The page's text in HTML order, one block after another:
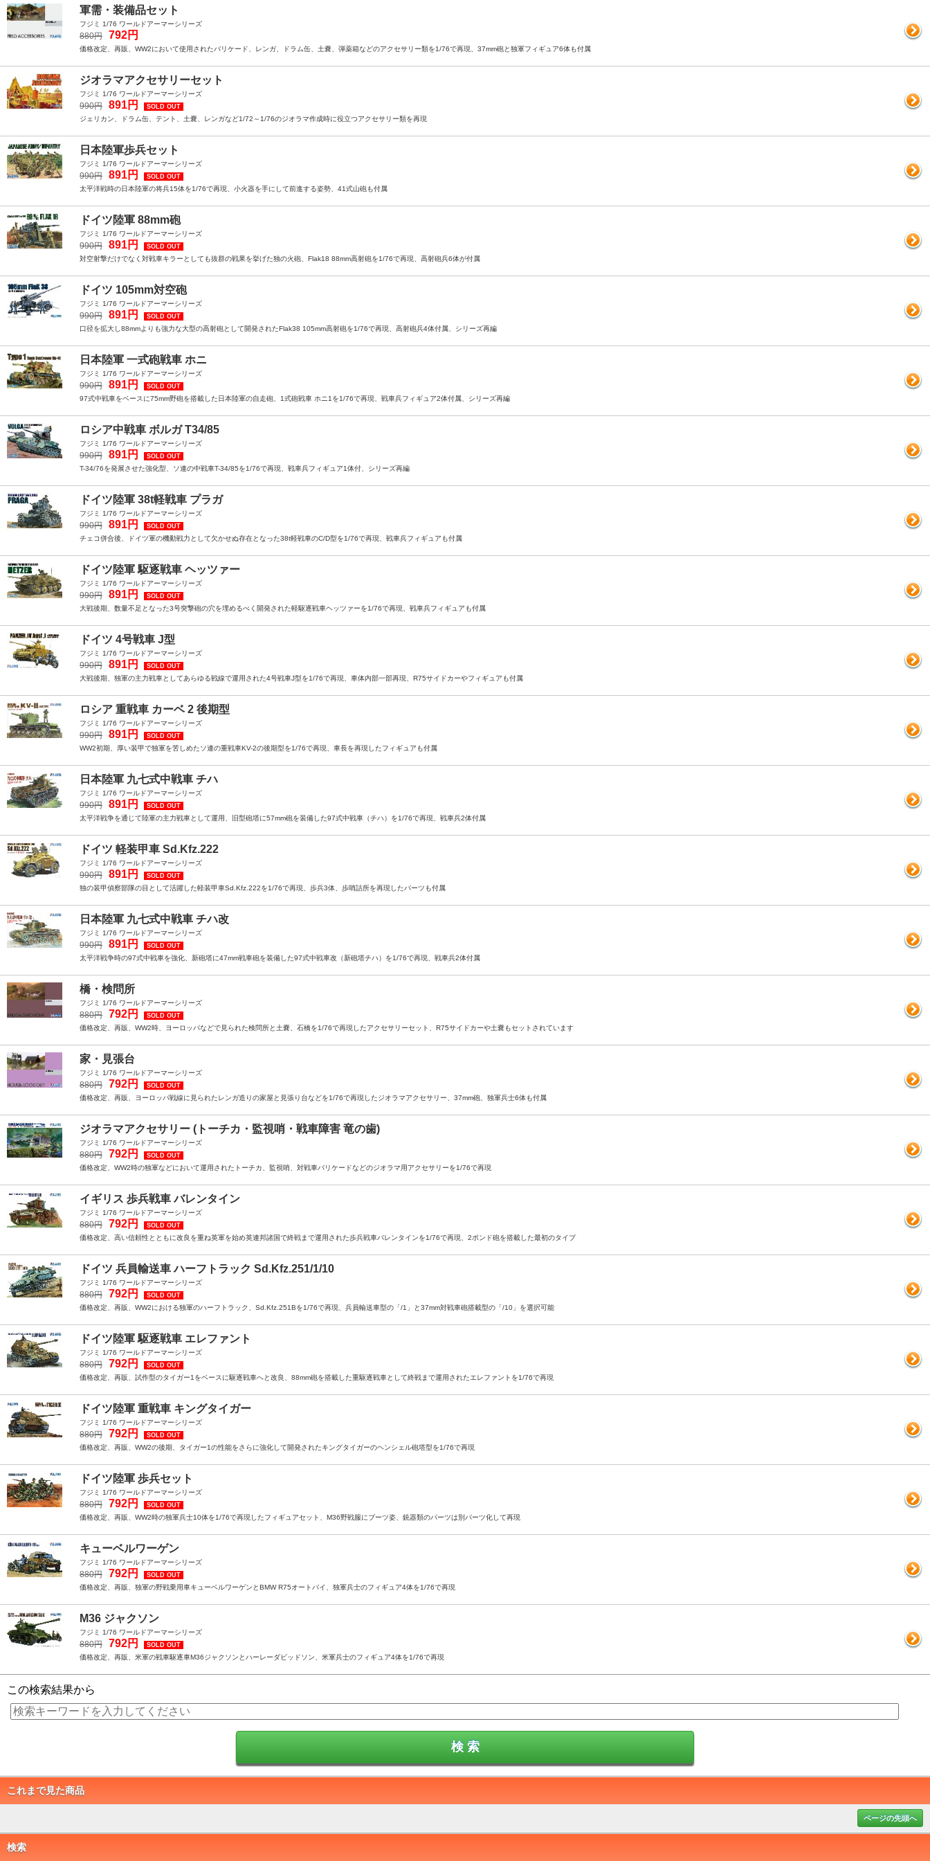
軍需・装備品セット
フジミ 1/76 ワールドアーマーシリーズ
880円 792円
価格改定、再販、WW2において使用されたバリケード、レンガ、ドラム缶、土嚢、弾薬箱などのアクセサリー類を1/76で再現、37mm砲と独軍フィギュア6体も付属
ジオラマアクセサリーセット
フジミ 1/76 ワールドアーマーシリーズ
990円 891円 SOLD OUT
ジェリカン、ドラム缶、テント、土嚢、レンガなど1/72～1/76のジオラマ作成時に役立つアクセサリー類を再現
日本陸軍歩兵セット
フジミ 1/76 ワールドアーマーシリーズ
990円 891円 SOLD OUT
太平洋戦時の日本陸軍の将兵15体を1/76で再現、小火器を手にして前進する姿勢、41式山砲も付属
ドイツ陸軍 88mm砲
フジミ 1/76 ワールドアーマーシリーズ
990円 891円 SOLD OUT
対空射撃だけでなく対戦車キラーとしても抜群の戦果を挙げた独の火砲、Flak18 88mm高射砲を1/76で再現、高射砲兵6体が付属
ドイツ 105mm対空砲
フジミ 1/76 ワールドアーマーシリーズ
990円 891円 SOLD OUT
口径を拡大し88mmよりも強力な大型の高射砲として開発されたFlak38 105mm高射砲を1/76で再現、高射砲兵4体付属、シリーズ再編
日本陸軍 一式砲戦車 ホニ
フジミ 1/76 ワールドアーマーシリーズ
990円 891円 SOLD OUT
97式中戦車をベースに75mm野砲を搭載した日本陸軍の自走砲、1式砲戦車 ホニ1を1/76で再現、戦車兵フィギュア2体付属、シリーズ再編
ロシア中戦車 ボルガ T34/85
フジミ 1/76 ワールドアーマーシリーズ
990円 891円 SOLD OUT
T-34/76を発展させた強化型、ソ連の中戦車T-34/85を1/76で再現、戦車兵フィギュア1体付、シリーズ再編
ドイツ陸軍 38t軽戦車 プラガ
フジミ 1/76 ワールドアーマーシリーズ
990円 891円 SOLD OUT
チェコ併合後、ドイツ軍の機動戦力として欠かせぬ存在となった38t軽戦車のC/D型を1/76で再現、戦車兵フィギュアも付属
ドイツ陸軍 駆逐戦車 ヘッツァー
フジミ 1/76 ワールドアーマーシリーズ
990円 891円 SOLD OUT
大戦後期、数量不足となった3号突撃砲の穴を埋めるべく開発された軽駆逐戦車ヘッツァーを1/76で再現、戦車兵フィギュアも付属
ドイツ 4号戦車 J型
フジミ 1/76 ワールドアーマーシリーズ
990円 891円 SOLD OUT
大戦後期、独軍の主力戦車としてあらゆる戦線で運用された4号戦車J型を1/76で再現、車体内部一部再現、R75サイドカーやフィギュアも付属
ロシア 重戦車 カーベ 2 後期型
フジミ 1/76 ワールドアーマーシリーズ
990円 891円 SOLD OUT
WW2初期、厚い装甲で独軍を苦しめたソ連の重戦車KV-2の後期型を1/76で再現、車長を再現したフィギュアも付属
日本陸軍 九七式中戦車 チハ
フジミ 1/76 ワールドアーマーシリーズ
990円 891円 SOLD OUT
太平洋戦争を通じて陸軍の主力戦車として運用、旧型砲塔に57mm砲を装備した97式中戦車（チハ）を1/76で再現、戦車兵2体付属
ドイツ 軽装甲車 Sd.Kfz.222
フジミ 1/76 ワールドアーマーシリーズ
990円 891円 SOLD OUT
独の装甲偵察部隊の目として活躍した軽装甲車Sd.Kfz.222を1/76で再現、歩兵3体、歩哨詰所を再現したパーツも付属
日本陸軍 九七式中戦車 チハ改
フジミ 1/76 ワールドアーマーシリーズ
990円 891円 SOLD OUT
太平洋戦争時の97式中戦車を強化、新砲塔に47mm戦車砲を装備した97式中戦車改（新砲塔チハ）を1/76で再現、戦車兵2体付属
橋・検問所
フジミ 1/76 ワールドアーマーシリーズ
880円 792円 SOLD OUT
価格改定、再販、WW2時、ヨーロッパなどで見られた検問所と土嚢、石橋を1/76で再現したアクセサリーセット、R75サイドカーや土嚢もセットされています
家・見張台
フジミ 1/76 ワールドアーマーシリーズ
880円 792円 SOLD OUT
価格改定、再販、ヨーロッパ戦線に見られたレンガ造りの家屋と見張り台などを1/76で再現したジオラマアクセサリー、37mm砲、独軍兵士6体も付属
ジオラマアクセサリー (トーチカ・監視哨・戦車障害 竜の歯)
フジミ 1/76 ワールドアーマーシリーズ
880円 792円 SOLD OUT
価格改定、WW2時の独軍などにおいて運用されたトーチカ、監視哨、対戦車バリケードなどのジオラマ用アクセサリーを1/76で再現
イギリス 歩兵戦車 バレンタイン
フジミ 1/76 ワールドアーマーシリーズ
880円 792円 SOLD OUT
価格改定、高い信頼性とともに改良を重ね英軍を始め英連邦諸国で終戦まで運用された歩兵戦車バレンタインを1/76で再現、2ポンド砲を搭載した最初のタイプ
ドイツ 兵員輸送車 ハーフトラック Sd.Kfz.251/1/10
フジミ 1/76 ワールドアーマーシリーズ
880円 792円 SOLD OUT
価格改定、再販、WW2における独軍のハーフトラック、Sd.Kfz.251Bを1/76で再現、兵員輸送車型の「/1」と37mm対戦車砲搭載型の「/10」を選択可能
ドイツ陸軍 駆逐戦車 エレファント
フジミ 1/76 ワールドアーマーシリーズ
880円 792円 SOLD OUT
価格改定、再販、試作型のタイガー1をベースに駆逐戦車へと改良、88mm砲を搭載した重駆逐戦車として終戦まで運用されたエレファントを1/76で再現
ドイツ陸軍 重戦車 キングタイガー
フジミ 1/76 ワールドアーマーシリーズ
880円 792円 SOLD OUT
価格改定、再販、WW2の後期、タイガー1の性能をさらに強化して開発されたキングタイガーのヘンシェル砲塔型を1/76で再現
ドイツ陸軍 歩兵セット
フジミ 1/76 ワールドアーマーシリーズ
880円 792円 SOLD OUT
価格改定、再販、WW2時の独軍兵士10体を1/76で再現したフィギュアセット、M36野戦服にブーツ姿、銃器類のパーツは別パーツ化して再現
キューベルワーゲン
フジミ 1/76 ワールドアーマーシリーズ
880円 792円 SOLD OUT
価格改定、再販、独軍の野戦乗用車キューベルワーゲンとBMW R75オートバイ、独軍兵士のフィギュア4体を1/76で再現
M36 ジャクソン
フジミ 1/76 ワールドアーマーシリーズ
880円 792円 SOLD OUT
価格改定、再販、米軍の戦車駆逐車M36ジャクソンとハーレーダビッドソン、米軍兵士のフィギュア4体を1/76で再現
この検索結果から
これまで見た商品
ページの先頭へ
検索